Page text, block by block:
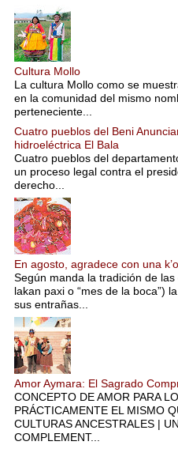
Cultura Mollo
La cultura Mollo como se
en la comunidad del mismo
perteneciente...
Cuatro pueblos del Beni
hidroeléctrica El Bala
Cuatro pueblos del
un proceso legal contra el
derecho...
En agosto, agradece con una
Según manda la tradición de
lakan paxi o “mes de la boca”)
sus entrañas...
Amor Aymara: El Sagrado
CONCEPTO DE AMOR PARA
PRÁCTICAMENTE EL MISMO
CULTURAS ANCESTRALES |
COMPLEMENT...